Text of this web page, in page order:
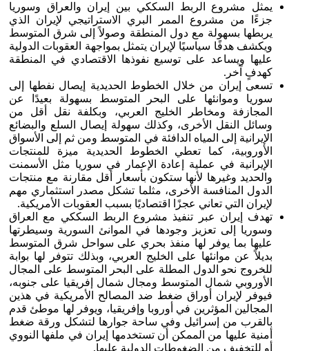
يمثل مشروع الربط السككي بين إيران والعراق وسوريا
جزءًا من مشروع الممر البري الاستراتيجي لإيران الذي
يربطها بسهولة مع دول المنطقة وصولاً إلى شرق المتوسط
ويكشف هدفًا سياسيًا لإيران يتمثل بمواجهة العقوبات الدولية
عليها ويساعد على توسيع نفوذها الاقتصادي في المنطقة
كهدفٍ آخر.
تسعى إيران من خلال الخطوط الحديدية إيصال نفطها إلى
سوريا وموانئها على البحر المتوسط بسهولة بعيدًا عن
المجازفة ومخاطر الخليج العربي، وبكلفة نقل أقل من
وسائل النقل الأخرى، وكذلك سهولة إيصال السلع والبضائع
الإيرانية إلى المياه الدافئة في المتوسط ومن ثم إلى الأسواق
الأوروبية، كما تعطي الخطوط الحديدية ميزة للمنتجات
الإيرانية في عملية إعادة الإعمار في سوريا مثل الأسمنت
والحديد وغيرها لأنها ستكون بأسعار أقل مقارنة مع منتجات
الدول المنافسة الأخرى، مثلما تشكل مصدر استثماري مهم
لإيران التي تعاني عجزًا اقتصاديًا بسبب العقوبات الأمريكية.
تهدف إيران عبر تنفيذ مشروع الربط السككي مع العراق
وسوريا إلى تعزيز وجودها في الموانئ السورية وسيطرتها
عليها بما يوفر لها منفذ بحري على سواحل شرق المتوسط
بديلاً عن موانئها على الخليج العربي، وبذلك تتوفر لها بوابة
للخروج نحو الدول المطلة على البحر المتوسط على المجال
الأوروبي شمال المتوسط ومجال شمال إفريقيا على جنوبه،
فيوفر لإيران أوراق ضغط ضد المصالح الأمريكية في هذين
المجالين المؤثرين في أوروبا وإفريقيا، ويوفر لها موطئ قدم
بالقرب من إسرائيل وفي ساحة جوارها لتشكل ورقة ضغط
أمنية عليها من الممكن أن تستخدمها إيران في ملفها النووي
أو للتخفيف من الضغوطات الدولية عليها.